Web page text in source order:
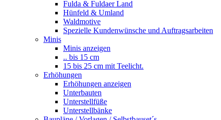
Fulda & Fuldaer Land
Hünfeld & Umland
Waldmotive
Spezielle Kundenwünsche und Auftragsarbeiten
Minis
Minis anzeigen
.. bis 15 cm
15 bis 25 cm mit Teelicht.
Erhöhungen
Erhöhungen anzeigen
Unterbauten
Unterstellfüße
Unterstellbänke